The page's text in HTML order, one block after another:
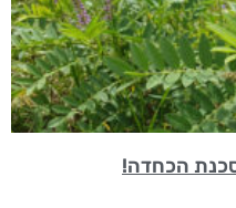
הכחדה!